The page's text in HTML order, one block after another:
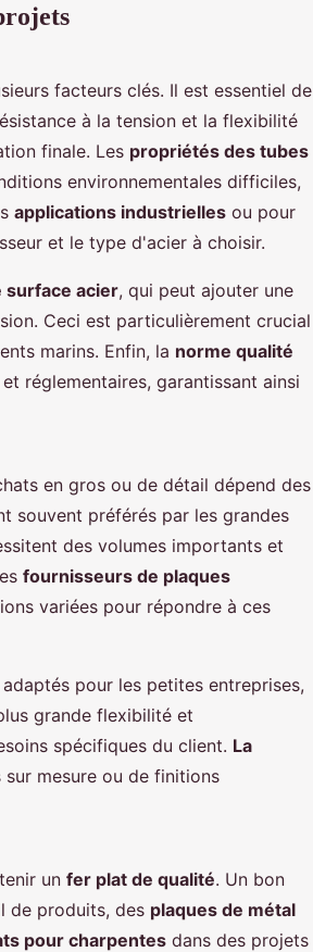
facteurs clés. Il est essentiel de
à la tension et la flexibilité
finale. Les propriétés des tubes
environnementales difficiles,
applications industrielles ou pour
et le type d'acier à choisir.
acier, qui peut ajouter une
Ceci est particulièrement crucial
marins. Enfin, la norme qualité
réglementaires, garantissant ainsi
en gros ou de détail dépend des
souvent préférés par les grandes
des volumes importants et
fournisseurs de plaques
variées pour répondre à ces
pour les petites entreprises,
grande flexibilité et
spécifiques du client. La
mesure ou de finitions
un fer plat de qualité. Un bon
de produits, des plaques de métal
pour charpentes dans des projets